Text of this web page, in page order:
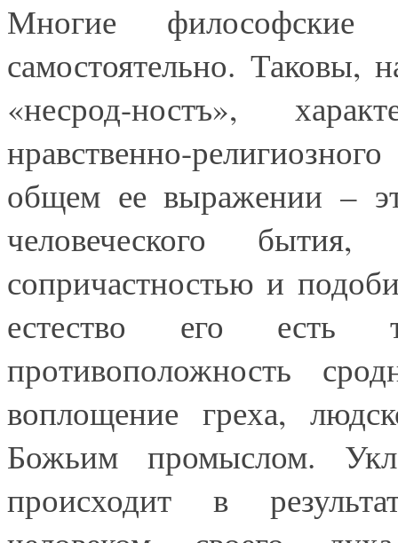
Многие философские
самостоятельно. Таковы,
«несрод-ностъ»,
нравственно-
общем ее выражении –
человеческого
сопричастностью и
естество его есть
противоположность
воплощение греха,
Божьим промыслом.
происходит в